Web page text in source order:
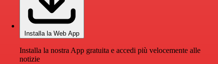
Installa la Web App
Installa la nostra App gratuita e accedi più velocemente alle
notizie